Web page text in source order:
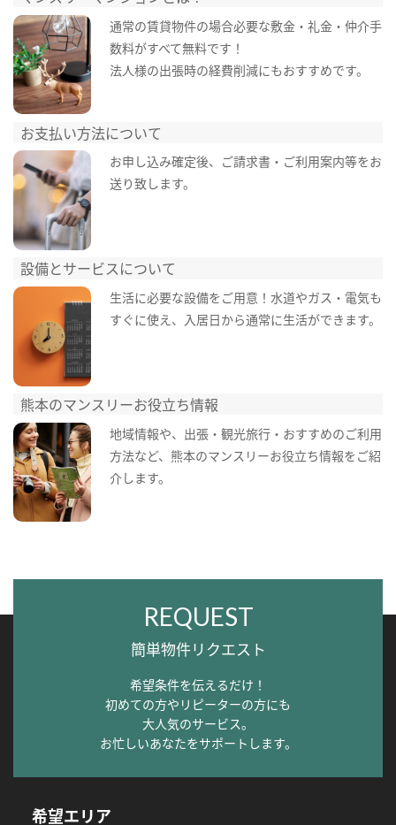
通常の賃貸物件の場合必要な敷金・礼金・仲介手
数料がすべて無料です！
法人様の出張時の経費削減にもおすすめです。
お支払い方法について
お申し込み確定後、ご請求書・ご利用案内等をお
送り致します。
設備とサービスについて
生活に必要な設備をご用意！水道やガス・電気も
すぐに使え、入居日から通常に生活ができます。
熊本のマンスリーお役立ち情報
地域情報や、出張・観光旅行・おすすめのご利用
方法など、熊本のマンスリーお役立ち情報をご紹
介します。
REQUEST
簡単物件リクエスト
希望条件を伝えるだけ！
初めての方やリピーターの方にも
大人気のサービス。
お忙しいあなたをサポートします。
希望エリア